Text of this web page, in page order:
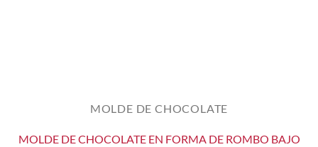
MOLDE DE CHOCOLATE
MOLDE DE CHOCOLATE EN FORMA DE ROMBO BAJO